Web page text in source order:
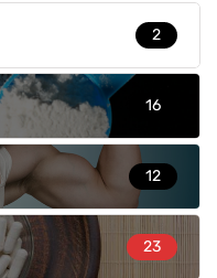
2
16
12
23